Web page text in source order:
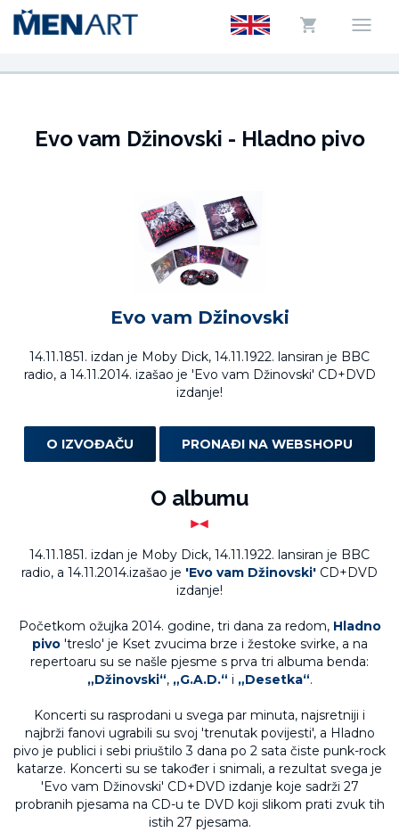
Evo vam Džinovski - Hladno pivo
Evo vam Džinovski
14.11.1851. izdan je Moby Dick, 14.11.1922. lansiran je BBC
radio, a 14.11.2014. izašao je 'Evo vam Džinovski' CD+DVD
izdanje!
O IZVOĐAČU PRONAĐI NA WEBSHOPU
O albumu
14.11.1851. izdan je Moby Dick, 14.11.1922. lansiran je BBC
radio, a 14.11.2014.izašao je 'Evo vam Džinovski' CD+DVD
izdanje!
Početkom ožujka 2014. godine, tri dana za redom, Hladno
pivo'treslo' je Kset zvucima brze i žestoke svirke, a na
repertoaru su se našle pjesme s prva tri albuma benda:
„Džinovski“, „G.A.D.“ i „Desetka“.
Koncerti su rasprodani u svega par minuta, najsretniji i
najbrži fanovi ugrabili su svoj 'trenutak povijesti', a Hladno
pivo je publici i sebi priuštilo 3 dana po 2 sata čiste punk-rock
katarze. Koncerti su se također i snimali, a rezultat svega je
'Evo vam Džinovski' CD+DVD izdanje koje sadrži 27
probranih pjesama na CD-u te DVD koji slikom prati zvuk tih
istih 27 pjesama.